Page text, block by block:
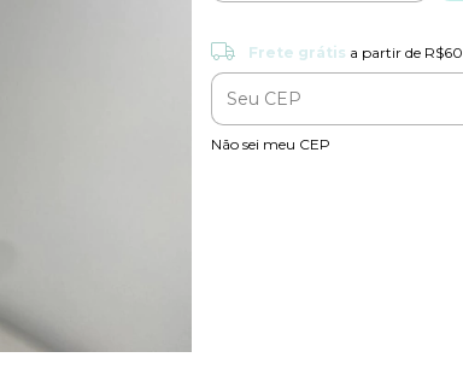
Frete grátis
Entregas para o CEP:
Frete grátis a partir de
Não sei meu CEP